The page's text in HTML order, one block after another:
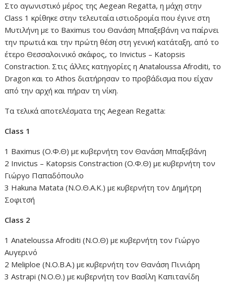
Στο αγωνιστικό μέρος της Aegean Regatta, η μάχη στην
Class 1 κρίθηκε στην τελευταία ιστιοδρομία που έγινε στη
Μυτιλήνη με το Baximus του Θανάση Μπαξεβάνη να παίρνει
την πρωτιά και την πρώτη θέση στη γενική κατάταξη, από το
έτερο Θεσσαλοινικό σκάφος, το Ιnvictus – Katopsis
Constraction. Στις άλλες κατηγορίες η Αnataloussa Αfroditi, το
Dragon και το Athos διατήρησαν το προβάδισμα που είχαν
από την αρχή και πήραν τη νίκη.
Tα τελικά αποτελέσματα της Aegean Regatta:
Class 1
1 Baximus (Ο.Φ.Θ) με κυβερνήτη τον Θανάση Μπαξεβάνη
2 Ιnvictus – Katopsis Constraction (Ο.Φ.Θ) με κυβερνήτη τον
Γιώργο Παπαδόπουλο
3 Hakuna Matata (Ν.Ο.Θ.Α.Κ.) με κυβερνήτη τον Δημήτρη
Σοφιτσή
Class 2
1 Αnateloussa Afroditi (Ν.Ο.Θ) με κυβερνήτη τον Γιώργο
Αυγερινό
2 Μeliploe (Ν.Ο.Β.Α.) με κυβερνήτη τον Θανάση Πινιάρη
3 Astrapi (Ν.Ο.Θ.) με κυβερνήτη τον Βασίλη Καπιτανίδη